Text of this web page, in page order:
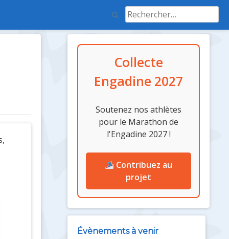
Rechercher :
Colonne
latéraleCollecte
Engadine 2027
Soutenez nos athlètes
pour le Marathon de
l'Engadine 2027 !
Contribuez au
projet
Évènements à venir